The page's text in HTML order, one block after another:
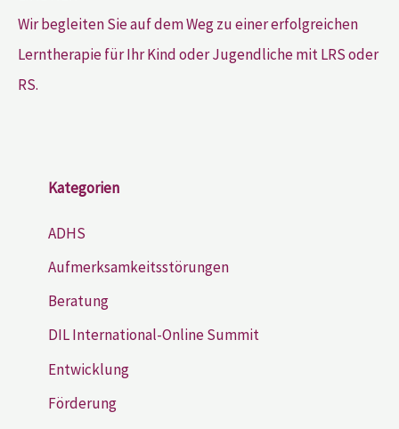
Wir begleiten Sie auf dem Weg zu einer erfolgreichen
Lerntherapie für Ihr Kind oder Jugendliche mit LRS oder
RS.
Kategorien
ADHS
Aufmerksamkeitsstörungen
Beratung
DIL International-Online Summit
Entwicklung
Förderung